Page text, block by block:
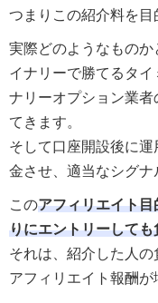
つまりこの紹介料を目
実際どのようなもの
イナリーで勝てるタ
ナリーオプション業
てきます。
そして口座開設後に
金させ、適当なシグナ
このアフィリエイト
りにエントリーしても
それは、紹介した人
アフィリエイト報酬が